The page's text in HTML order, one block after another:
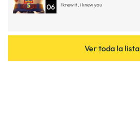
06 I knew it, i knew you
Ver toda la lista